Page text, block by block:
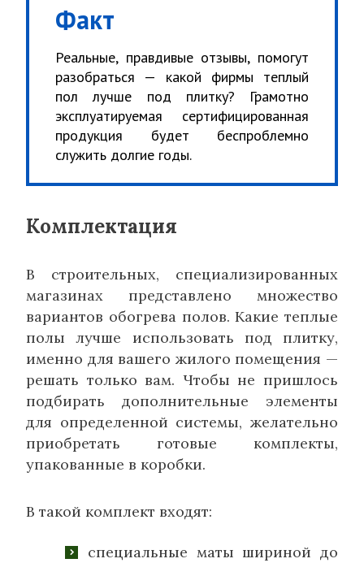
Факт
Реальные, правдивые отзывы, помогут
разобраться — какой фирмы теплый
пол лучше под плитку? Грамотно
эксплуатируемая сертифицированная
продукция будет беспроблемно
служить долгие годы.
Комплектация
В строительных, специализированных
магазинах представлено множество
вариантов обогрева полов. Какие теплые
полы лучше использовать под плитку,
именно для вашего жилого помещения —
решать только вам. Чтобы не пришлось
подбирать дополнительные элементы
для определенной системы, желательно
приобретать готовые комплекты,
упакованные в коробки.
В такой комплект входят:
специальные маты шириной до